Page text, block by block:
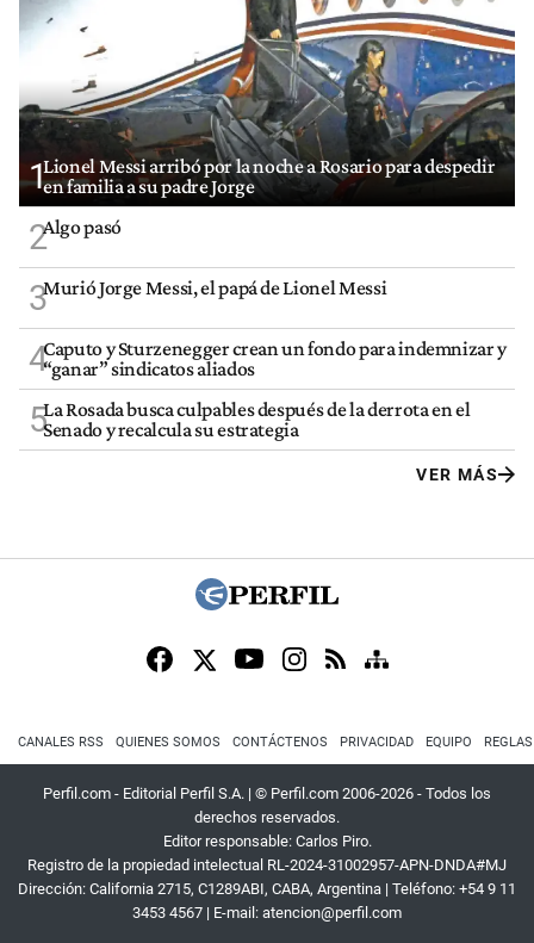
1Lionel Messi arribó por la noche a Rosario para despedir
en familia a su padre Jorge
2Algo pasó
3Murió Jorge Messi, el papá de Lionel Messi
4Caputo y Sturzenegger crean un fondo para indemnizar y
“ganar” sindicatos aliados
5La Rosada busca culpables después de la derrota en el
Senado y recalcula su estrategia
VER MÁS
CANALES RSS QUIENES SOMOS CONTÁCTENOS PRIVACIDAD EQUIPO
Perfil.com - Editorial Perfil S.A. | © Perfil.com 2006-2026 - Todos los
derechos reservados.
Editor responsable: Carlos Piro.
Registro de la propiedad intelectual RL-2024-31002957-APN-DNDA#MJ
Dirección: California 2715, C1289ABI, CABA, Argentina | Teléfono: +54 9 11
3453 4567 | E-mail: atencion@perfil.com